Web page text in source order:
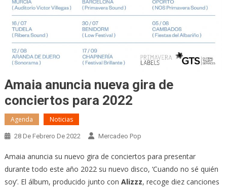
Amaia anuncia nueva gira de
conciertos para 2022
Agenda Noticias
28 De Febrero De 2022 Mercadeo Pop
Amaia anuncia su nuevo gira de conciertos para presentar
durante todo este año 2022 su nuevo disco, ‘Cuando no sé quién
soy’. El álbum, producido junto con Alizzz, recoge diez canciones